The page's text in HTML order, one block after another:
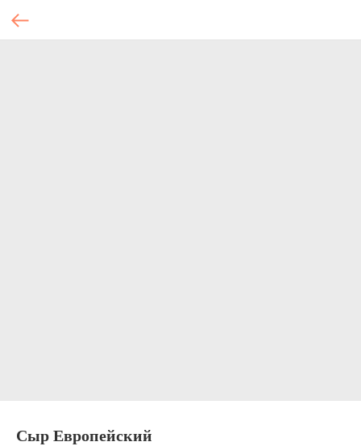
Сыр Европейский